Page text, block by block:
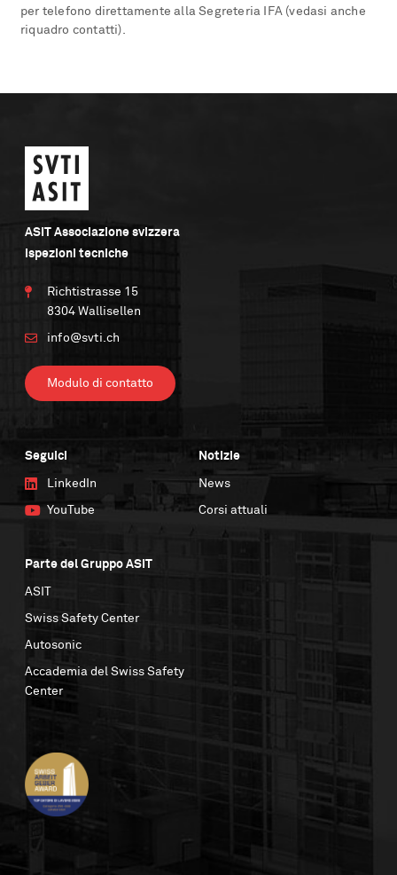
per telefono direttamente alla Segreteria IFA (vedasi anche
riquadro contatti).
ASIT Associazione svizzera
ispezioni tecniche
Richtistrasse 15
8304 Wallisellen
info@svti.ch
Modulo di contatto
Seguici
LinkedIn
YouTube
Parte del Gruppo ASIT
ASIT
Swiss Safety Center
Autosonic
Accademia del Swiss Safety
Center
Notizie
News
Corsi attuali